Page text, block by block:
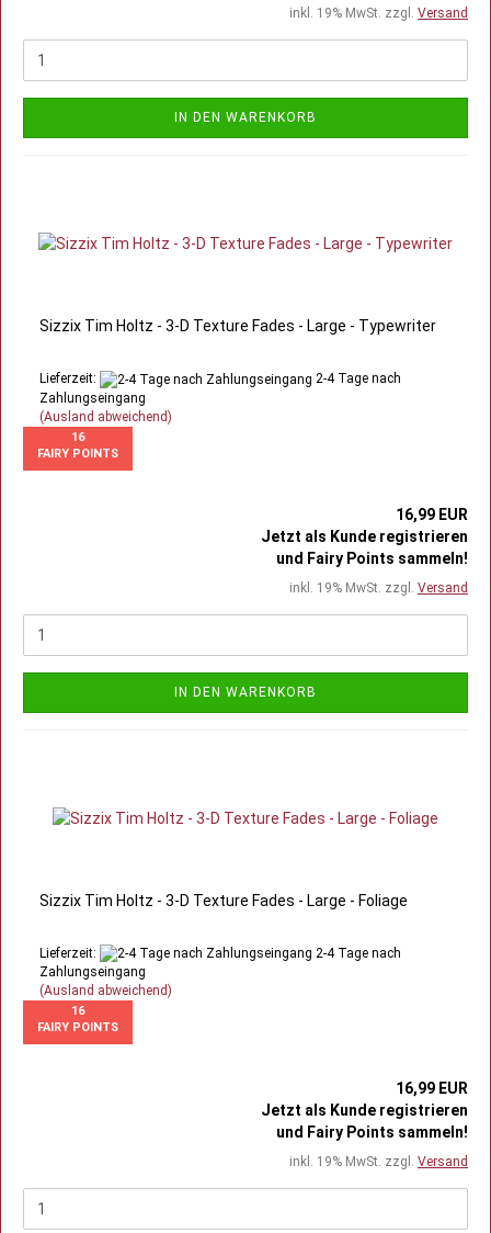
inkl. 19% MwSt. zzgl. Versand
IN DEN WARENKORB
Sizzix Tim Holtz - 3-D Texture Fades - Large - Typewriter
Lieferzeit:
2-4 Tage nach
Zahlungseingang
(Ausland abweichend)
16
FAIRY POINTS
16,99 EUR
Jetzt als Kunde registrieren
und Fairy Points sammeln!
inkl. 19% MwSt. zzgl. Versand
IN DEN WARENKORB
Sizzix Tim Holtz - 3-D Texture Fades - Large - Foliage
Lieferzeit:
2-4 Tage nach
Zahlungseingang
(Ausland abweichend)
16
FAIRY POINTS
16,99 EUR
Jetzt als Kunde registrieren
und Fairy Points sammeln!
inkl. 19% MwSt. zzgl. Versand